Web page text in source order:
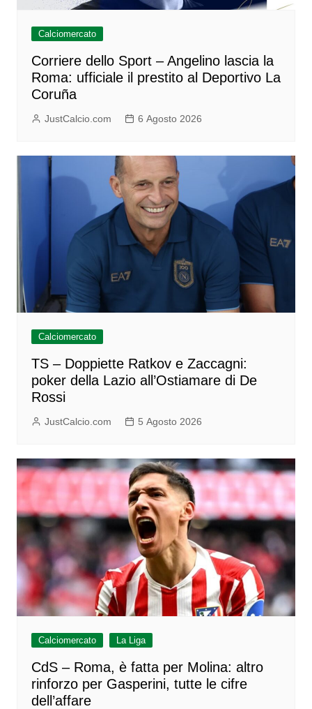
Calciomercato
Corriere dello Sport – Angelino lascia la
Roma: ufficiale il prestito al Deportivo La
Coruña
JustCalcio.com 6 Agosto 2026
Calciomercato
TS – Doppiette Ratkov e Zaccagni:
poker della Lazio all’Ostiamare di De
Rossi
JustCalcio.com 5 Agosto 2026
Calciomercato La Liga
CdS – Roma, è fatta per Molina: altro
rinforzo per Gasperini, tutte le cifre
dell’affare